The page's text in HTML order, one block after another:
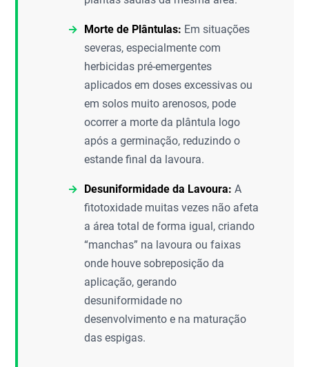
Morte de Plântulas: Em situações
severas, especialmente com
herbicidas pré-emergentes
aplicados em doses excessivas ou
em solos muito arenosos, pode
ocorrer a morte da plântula logo
após a germinação, reduzindo o
estande final da lavoura.
Desuniformidade da Lavoura: A
fitotoxidade muitas vezes não afeta
a área total de forma igual, criando
“manchas” na lavoura ou faixas
onde houve sobreposição da
aplicação, gerando
desuniformidade no
desenvolvimento e na maturação
das espigas.